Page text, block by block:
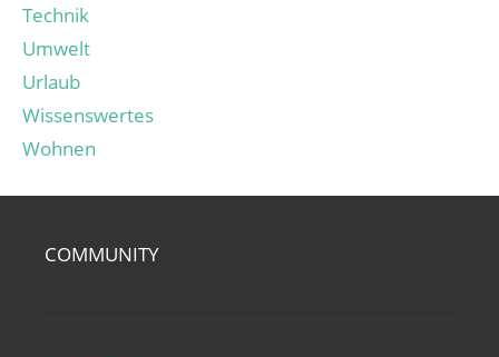
Technik
Umwelt
Urlaub
Wissenswertes
Wohnen
COMMUNITY